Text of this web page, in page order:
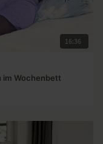
16:36
im Wochenbett